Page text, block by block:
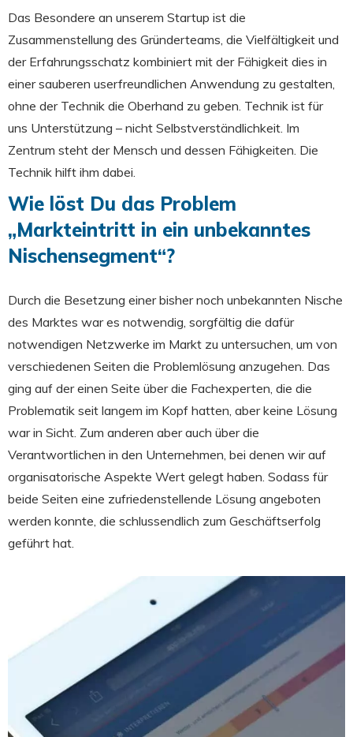
Das Besondere an unserem Startup ist die
Zusammenstellung des Gründerteams, die Vielfältigkeit und
der Erfahrungsschatz kombiniert mit der Fähigkeit dies in
einer sauberen userfreundlichen Anwendung zu gestalten,
ohne der Technik die Oberhand zu geben. Technik ist für
uns Unterstützung – nicht Selbstverständlichkeit. Im
Zentrum steht der Mensch und dessen Fähigkeiten. Die
Technik hilft ihm dabei.
Wie löst Du das Problem
„Markteintritt in ein unbekanntes
Nischensegment“?
Durch die Besetzung einer bisher noch unbekannten Nische
des Marktes war es notwendig, sorgfältig die dafür
notwendigen Netzwerke im Markt zu untersuchen, um von
verschiedenen Seiten die Problemlösung anzugehen. Das
ging auf der einen Seite über die Fachexperten, die die
Problematik seit langem im Kopf hatten, aber keine Lösung
war in Sicht. Zum anderen aber auch über die
Verantwortlichen in den Unternehmen, bei denen wir auf
organisatorische Aspekte Wert gelegt haben. Sodass für
beide Seiten eine zufriedenstellende Lösung angeboten
werden konnte, die schlussendlich zum Geschäftserfolg
geführt hat.